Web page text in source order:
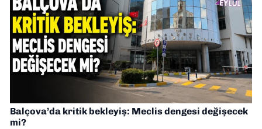
Balçova’da kritik bekleyiş: Meclis dengesi değişecek
mi?